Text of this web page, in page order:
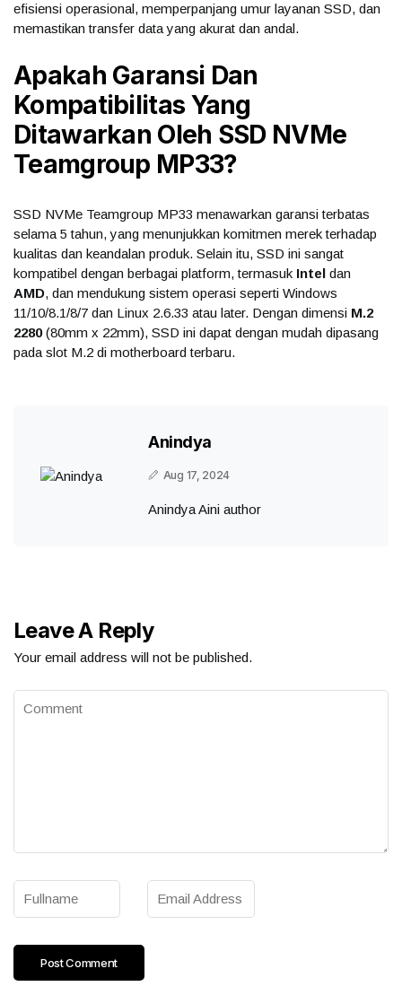
efisiensi operasional, memperpanjang umur layanan SSD, dan
memastikan transfer data yang akurat dan andal.
Apakah Garansi Dan
Kompatibilitas Yang
Ditawarkan Oleh SSD NVMe
Teamgroup MP33?
SSD NVMe Teamgroup MP33 menawarkan garansi terbatas
selama 5 tahun, yang menunjukkan komitmen merek terhadap
kualitas dan keandalan produk. Selain itu, SSD ini sangat
kompatibel dengan berbagai platform, termasuk Intel dan
AMD, dan mendukung sistem operasi seperti Windows
11/10/8.1/8/7 dan Linux 2.6.33 atau later. Dengan dimensi M.2
2280(80mm x 22mm), SSD ini dapat dengan mudah dipasang
pada slot M.2 di motherboard terbaru.
Anindya
Aug 17, 2024
Anindya Aini author
Leave A Reply
Your email address will not be published.